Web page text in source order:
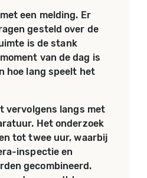
een melding. Er
gesteld over de
is de stank
van de dag is
hoe lang speelt het
vervolgens langs met
Het onderzoek
tot twee uur, waarbij
inspectie en
gecombineerd.